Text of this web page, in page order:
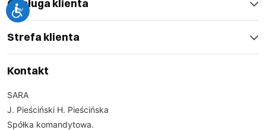
Obsługa klienta
Strefa klienta
Kontakt
SARA
J. Pieściński H. Pieścińska
Spółka komandytowa.